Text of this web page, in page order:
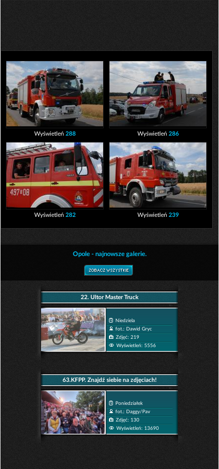
Wyświetleń 288 Wyświetleń 286
Wyświetleń 282 Wyświetleń 239
Opole - najnowsze galerie.
22. Ultor Master Truck
Niedziela
fot.: Dawid Gryc
Zdjęć: 219
Wyświetleń: 5556
63.KFPP. Znajdź siebie na zdjęciach!
Poniedziałek
fot.: Daggy/Pav
Zdjęć: 130
Wyświetleń: 13690